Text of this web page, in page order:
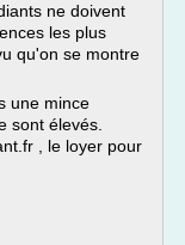
ne doivent
les plus
qu'on se montre
une mince
sont élevés.
, le loyer pour